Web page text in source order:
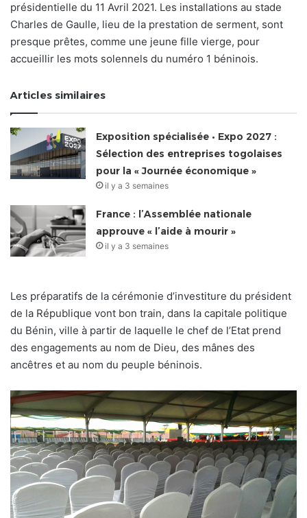
présidentielle du 11 Avril 2021. Les installations au stade
Charles de Gaulle, lieu de la prestation de serment, sont
presque prêtes, comme une jeune fille vierge, pour
accueillir les mots solennels du numéro 1 béninois.
Articles similaires
Exposition spécialisée • Expo 2027 :
Sélection des entreprises togolaises
pour la « Journée économique »
il y a 3 semaines
France : l’Assemblée nationale
approuve « l’aide à mourir »
il y a 3 semaines
Les préparatifs de la cérémonie d’investiture du président
de la République vont bon train, dans la capitale politique
du Bénin, ville à partir de laquelle le chef de l’Etat prend
des engagements au nom de Dieu, des mânes des
ancêtres et au nom du peuple béninois.